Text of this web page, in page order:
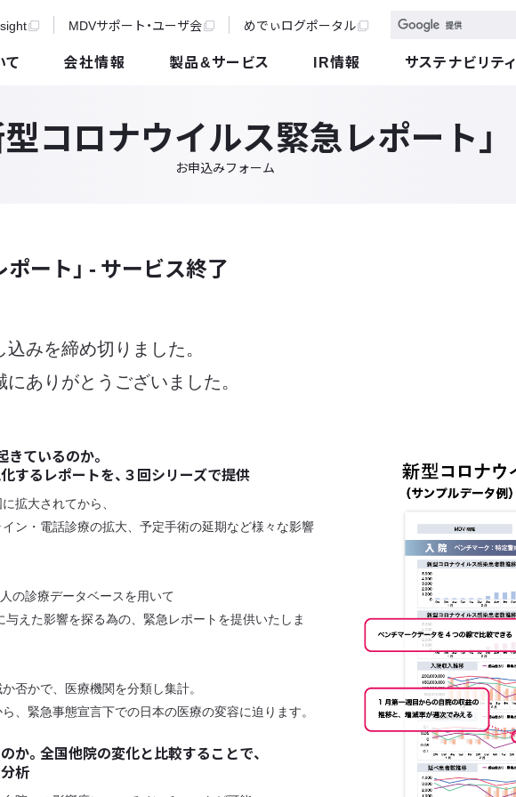
MDVサポート・ユーザ会 めでぃログポータル
て 会社情報 製品&サービス IR情報 サステナビリティ
型コロナウイルス緊急レポート」
お申込みフォーム
ート」 - サービス終了
みを締め切りました。
ありがとうございました。
ているのか。
するレポートを、３回シリーズで提供
拡大されてから、
ン・電話診療の拡大、予定手術の延期など様々な影響
の診療データベースを用いて
与えた影響を探る為の、緊急レポートを提供いたしま
否かで、医療機関を分類し集計。
、緊急事態宣言下での日本の医療の変容に迫ります。
か。全国他院の変化と比較することで、
析